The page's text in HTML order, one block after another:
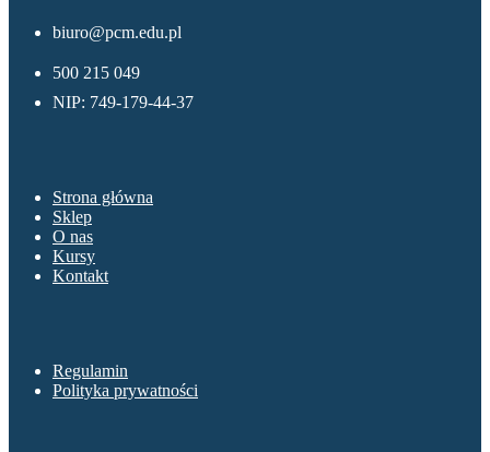
biuro@pcm.edu.pl
500 215 049
NIP: 749-179-44-37
Strona główna
Sklep
O nas
Kursy
Kontakt
Regulamin
Polityka prywatności